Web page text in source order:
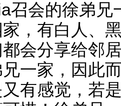
会的徐弟兄
家，有白人、
会分享给邻
一家，因此
有感觉，若